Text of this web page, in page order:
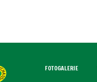
FOTOGALERIE